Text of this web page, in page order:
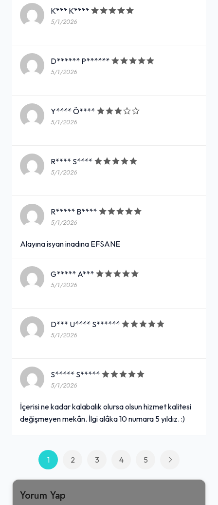
K*** K****
5/1/2026
D****** P******
5/1/2026
Y**** Ö****
5/1/2026
R**** S****
5/1/2026
R***** B****
5/1/2026
Alayına isyan inadına EFSANE
G***** A***
5/1/2026
D*** U**** S******
5/1/2026
S***** S*****
5/1/2026
İçerisi ne kadar kalabalık olursa olsun hizmet kalitesi
değişmeyen mekân. İlgi alâka 10 numara 5 yıldız. :)
1 2 3 4 5
Yorum Yap